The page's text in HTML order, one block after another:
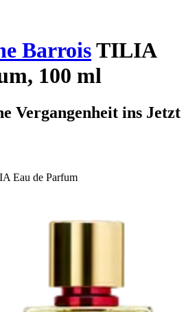
BarroisTILIA
100 ml
Vergangenheit ins Jetzt
Eau de Parfum